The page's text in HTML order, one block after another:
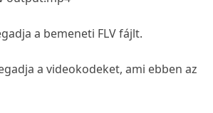
a bemeneti FLV fájlt.
a videokodeket, ami ebben az